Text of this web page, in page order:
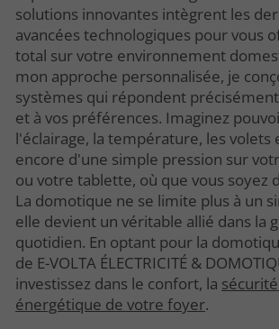
solutions innovantes intègrent les
avancées technologiques pour vous
total sur votre environnement
mon approche personnalisée, je
systèmes qui répondent
et à vos préférences. Imaginez
l'éclairage, la température, les volets
encore d'une simple pression sur
ou votre tablette, où que vous soyez
La domotique ne se limite plus à un
elle devient un véritable allié dans la
quotidien. En optant pour la
de E-VOLTA ÉLECTRICITÉ &
investissez dans le confort, la
énergétique de votre foyer.